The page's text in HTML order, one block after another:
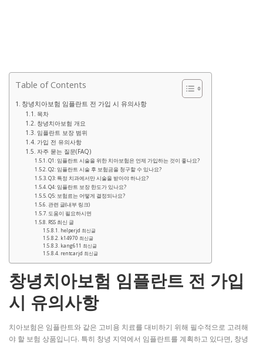
Table of Contents
창녕치아보험 임플란트 전 가입 시 유의사항
목차
창녕치아보험 개요
임플란트 보장 범위
가입 전 유의사항
자주 묻는 질문(FAQ)
Q1: 임플란트 시술을 위한 치아보험은 언제 가입하는 것이 좋나요?
Q2: 임플란트 시술 후 보험금을 청구할 수 있나요?
Q3: 특정 치과에서만 시술을 받아야 하나요?
Q4: 임플란트 보장 한도가 있나요?
Q5: 보험료는 어떻게 결정되나요?
관련 글(내부 링크)
도움이 필요하시면
RSS 최신 글
helperjd 최신글
k14970 최신글
kang611 최신글
rentcarjd 최신글
창녕치아보험 임플란트 전 가입
시 유의사항
치아보험은 임플란트와 같은 고비용 치료를 대비하기 위해 필수적으로 고려해
야 할 보험 상품입니다. 특히 창녕 지역에서 임플란트를 계획하고 있다면, 창녕